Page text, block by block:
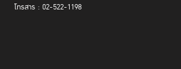
โทรสาร : 02-522-1198